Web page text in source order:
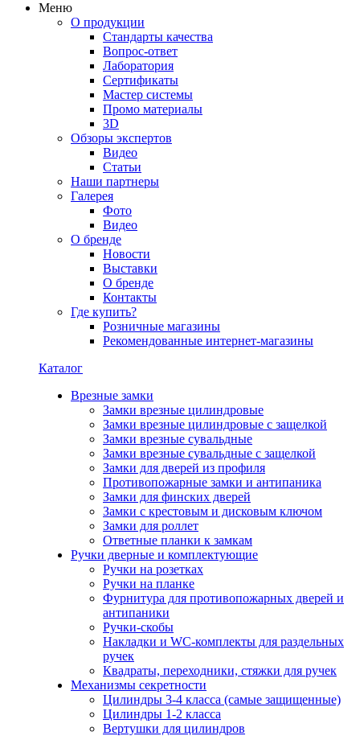
Меню
О продукции
Стандарты качества
Вопрос-ответ
Лаборатория
Сертификаты
Мастер системы
Промо материалы
3D
Обзоры экспертов
Видео
Статьи
Наши партнеры
Галерея
Фото
Видео
О бренде
Новости
Выставки
О бренде
Контакты
Где купить?
Розничные магазины
Рекомендованные интернет-магазины
Каталог
Врезные замки
Замки врезные цилиндровые
Замки врезные цилиндровые с защелкой
Замки врезные сувальдные
Замки врезные сувальдные с защелкой
Замки для дверей из профиля
Противопожарные замки и антипаника
Замки для финских дверей
Замки с крестовым и дисковым ключом
Замки для роллет
Ответные планки к замкам
Ручки дверные и комплектующие
Ручки на розетках
Ручки на планке
Фурнитура для противопожарных дверей и
антипаники
Ручки-скобы
Накладки и WC-комплекты для раздельных
ручек
Квадраты, переходники, стяжки для ручек
Механизмы секретности
Цилиндры 3-4 класса (самые защищенные)
Цилиндры 1-2 класса
Вертушки для цилиндров